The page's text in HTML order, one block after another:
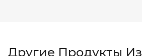
Другие Продукты Из